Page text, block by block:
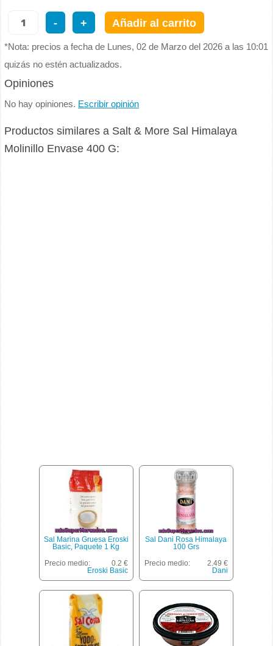
- + Añadir al carrito
*Nota: precios a fecha de Lunes, 02 de Marzo del 2026 a las 10:01
quizás no estén actualizados.
Opiniones
No hay opiniones. Escribir opinión
Productos similares a Salt & More Sal Himalaya
Molinillo Envase 400 G:
Sal Marina Gruesa Eroski
Basic, Paquete 1 Kg
Precio medio:
0.2 €
Eroski Basic
Sal Dani Rosa Himalaya
100 Grs
Precio medio:
2.49 €
Dani